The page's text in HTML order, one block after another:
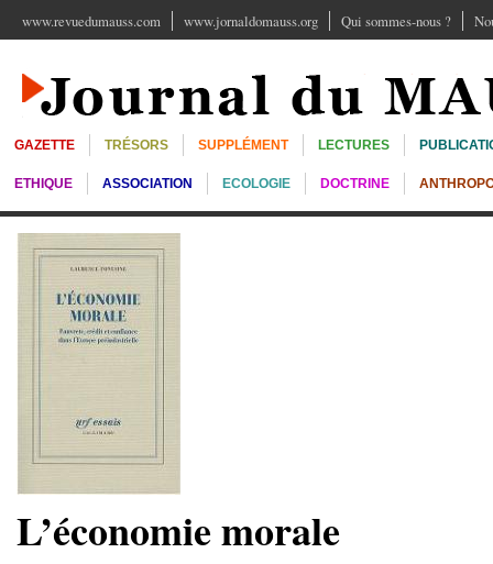
www.revuedumauss.com www.jornaldomauss.org Qui sommes-nous ?
GAZETTE TRÉSORS SUPPLÉMENT LECTURES
ETHIQUE ASSOCIATION ECOLOGIE DOCTRINE
L’économie morale